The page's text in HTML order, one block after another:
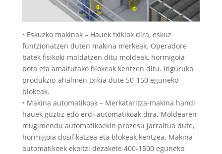
• Eskuzko makinak – Hauek txikiak dira, eskuz
funtzionatzen duten makina merkeak. Operadore
batek fisikoki moldatzen ditu moldeak, hormigoia
bota eta amaitutako blokeak kentzen ditu. Inguruko
produkzio-ahalmen txikia dute 50-150 eguneko
blokeak.
• Makina automatikoak – Merkataritza-makina handi
hauek guztiz edo erdi-automatikoak dira. Moldearen
mugimendu automatikoekin prozesu jarraitua dute,
hormigoia dosifikatzea eta blokeak kentzea. Makina
automatikoek ekoitzi dezakete 400-1500 eguneko